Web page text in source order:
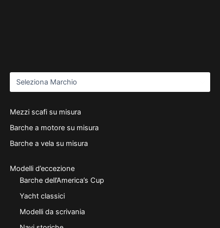
Mezzi scafi su misura
Barche a motore su misura
Barche a vela su misura
Modelli d’eccezione
Barche dell’America’s Cup
Yacht classici
Modelli da scrivania